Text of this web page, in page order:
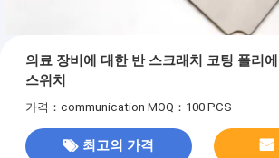
의료 장비에 대한 반 스크래치 코팅 폴리
스위치
가격：communication MOQ：100 PCS
최고의 가격